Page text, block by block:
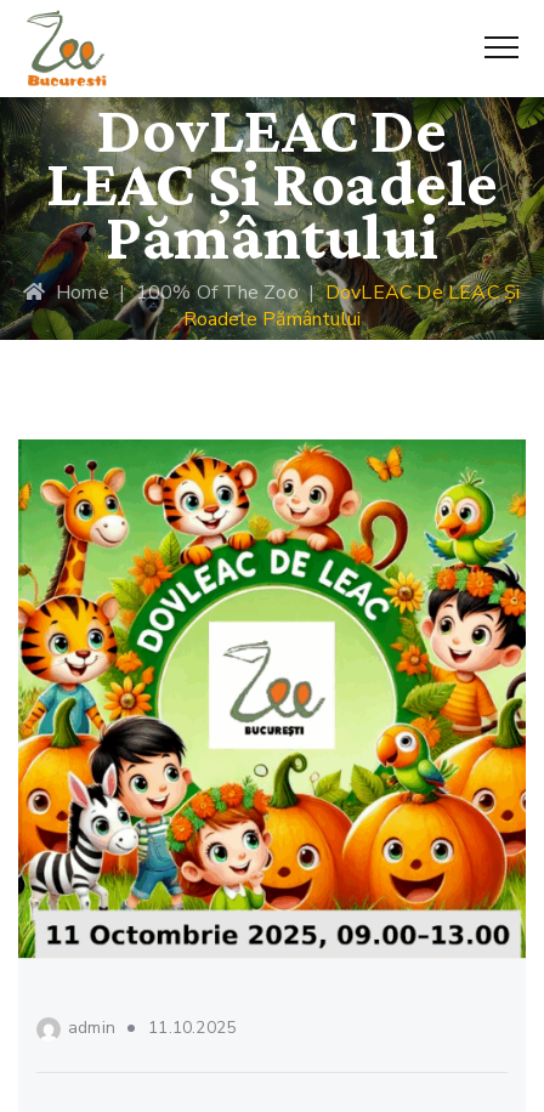
DovLEAC De
LEAC Și Roadele
Pământului
Home|100% Of The Zoo|DovLEAC De LEAC Și
Roadele Pământului
admin 11.10.2025